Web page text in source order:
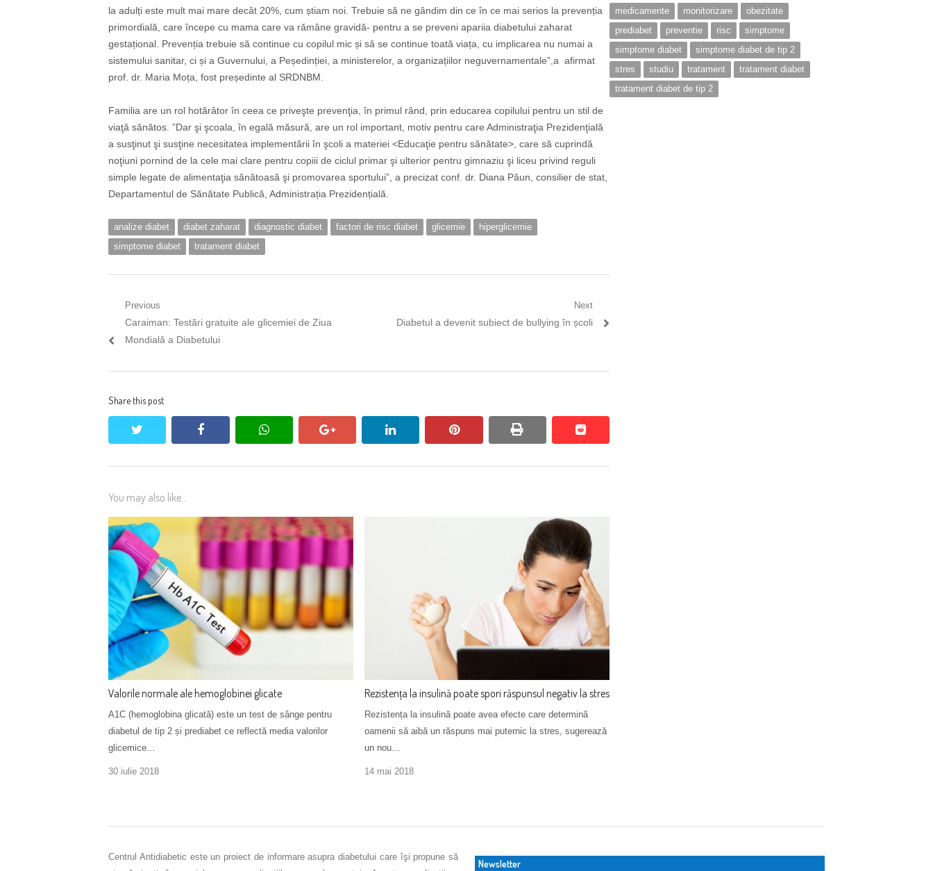
la adulți este mult mai mare decât 20%, cum știam noi. Trebuie să ne gândim din ce în ce mai serios la prevenția
primordială, care începe cu mama care va rămâne gravidă- pentru a se preveni apariia diabetului zaharat
gestațional. Prevenția trebuie să continue cu copilul mic și să se continue toată viața, cu implicarea nu numai a
sistemului sanitar, ci și a Guvernului, a Peședinției, a ministerelor, a organizațiilor neguvernamentale”,a afirmat
prof. dr. Maria Moța, fost președinte al SRDNBM.
Familia are un rol hotărâtor în ceea ce priveşte prevenţia, în primul rând, prin educarea copilului pentru un stil de
viaţă sănătos. ”Dar şi şcoala, în egală măsură, are un rol important, motiv pentru care Administraţia Prezidenţială
a susţinut şi susţine necesitatea implementării în şcoli a materiei <Educaţie pentru sănătate>, care să cuprindă
noţiuni pornind de la cele mai clare pentru copiii de ciclul primar şi ulterior pentru gimnaziu şi liceu privind reguli
simple legate de alimentaţia sănătoasă şi promovarea sportului”, a precizat conf. dr. Diana Păun, consilier de stat,
Departamentul de Sănătate Publică, Administrația Prezidențială.
analize diabet diabet zaharat diagnostic diabet factori de risc diabet glicemie
hiperglicemie
simptome diabet
tratament diabet
Navigare
în
Previous
Previous
post:
Caraiman: Testări gratuite ale glicemiei de Ziua
Mondială a Diabetului
Next
Next
Diabetul a devenit subiect de bullying în școli
Share this post
facebook whatsapp google+ linkedin pinterest print reddit
reddit
You may also like...
Valorile normale ale hemoglobinei glicate
A1C (hemoglobina glicată) este un test de sânge pentru
diabetul de tip 2 și prediabet ce reflectă media valorilor
glicemice…
30 iulie 2018
Rezistența la insulină poate spori răspunsul negativ la stres
Rezistența la insulină poate avea efecte care determină
oamenii să aibă un răspuns mai puternic la stres, sugerează
un nou…
14 mai 2018
medicamente
monitorizare
obezitate
prediabet
preventie risc
simptome
simptome diabet
simptome diabet de tip 2
stres
studiu tratament
tratament diabet
tratament diabet de tip 2
Centrul Antidiabetic este un proiect de informare asupra diabetului care îşi propune să
Newsletter